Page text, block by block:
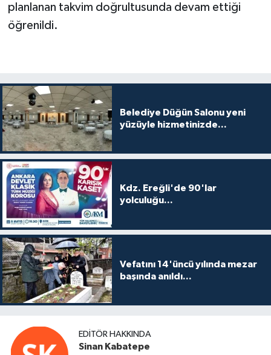
planlanan takvim doğrultusunda devam ettiği
öğrenildi.
Belediye Düğün Salonu yeni
yüzüyle hizmetinizde...
Kdz. Ereğli'de 90'lar
yolculuğu...
Vefatını 14'üncü yılında mezar
başında anıldı...
EDITÖR HAKKINDA
Sinan Kabatepe